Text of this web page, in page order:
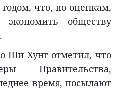
что, по оценкам,
экономить обществу
Ши Хунг отметил, что
Правительства,
время, посылают